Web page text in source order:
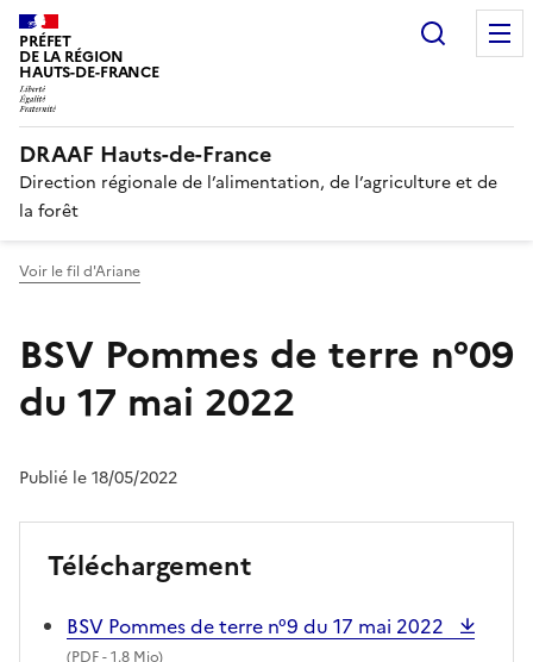
PRÉFET
DE LA RÉGION
HAUTS-DE-FRANCE
DRAAF Hauts-de-France
Direction régionale de l’alimentation, de l’agriculture et de
la forêt
Voir le fil d'Ariane
BSV Pommes de terre n°09
du 17 mai 2022
Publié le 18/05/2022
Téléchargement
BSV Pommes de terre n°9 du 17 mai 2022
(PDF- 1.8 Mio)